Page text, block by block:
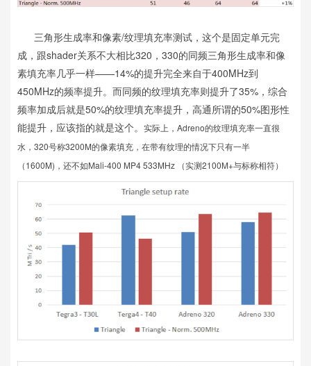
三角形生成率和像素/纹理填充率测试，这个是固定单元完
成，跟shader关系不大相比320，330的同频三角形生成率和像
素填充率几乎一样——14%的提升完全来自于400MHz到
450MHz的频率提升。而同频的纹理填充率则提升了35%，综合
频率加成后就是50%的纹理填充率提升，高通所谓的50%图形性
能提升，应该指的就是这个。 实际上，Adreno的纹理填充率一直很
水，320号称3200M的像素填充，在带有纹理的情况下只有一半
（1600M)，还不如Mali-400 MP4 533MHz （实测2100M+与标称相符）